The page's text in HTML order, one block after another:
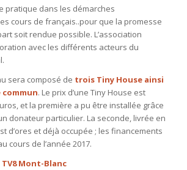
pratique dans les démarches
cours de français..pour que la promesse
soit rendue possible. L’association
avec les différents acteurs du
sera composé de trois Tiny House ainsi
commun. Le prix d’une Tiny House est
et la première a pu être installée grâce
donateur particulier. La seconde, livrée en
d’ores et déjà occupée ; les financements
cours de l’année 2017.
Mont-Blanc